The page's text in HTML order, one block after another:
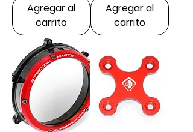
Agregar al
carrito
Agregar al
carrito